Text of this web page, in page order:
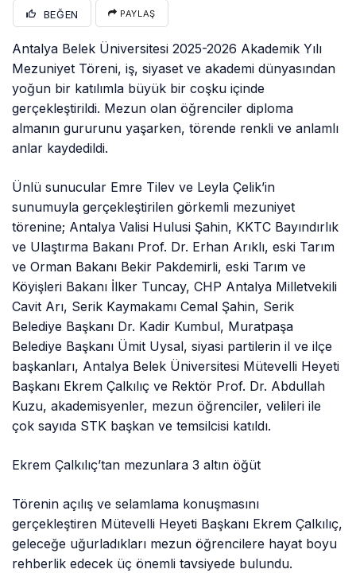
BEĞEN PAYLAŞ
Antalya Belek Üniversitesi 2025-2026 Akademik Yılı
Mezuniyet Töreni, iş, siyaset ve akademi dünyasından
yoğun bir katılımla büyük bir coşku içinde
gerçekleştirildi. Mezun olan öğrenciler diploma
almanın gururunu yaşarken, törende renkli ve anlamlı
anlar kaydedildi.
Ünlü sunucular Emre Tilev ve Leyla Çelik’in
sunumuyla gerçekleştirilen görkemli mezuniyet
törenine; Antalya Valisi Hulusi Şahin, KKTC Bayındırlık
ve Ulaştırma Bakanı Prof. Dr. Erhan Arıklı, eski Tarım
ve Orman Bakanı Bekir Pakdemirli, eski Tarım ve
Köyişleri Bakanı İlker Tuncay, CHP Antalya Milletvekili
Cavit Arı, Serik Kaymakamı Cemal Şahin, Serik
Belediye Başkanı Dr. Kadir Kumbul, Muratpaşa
Belediye Başkanı Ümit Uysal, siyasi partilerin il ve ilçe
başkanları, Antalya Belek Üniversitesi Mütevelli Heyeti
Başkanı Ekrem Çalkılıç ve Rektör Prof. Dr. Abdullah
Kuzu, akademisyenler, mezun öğrenciler, velileri ile
çok sayıda STK başkan ve temsilcisi katıldı.
Ekrem Çalkılıç’tan mezunlara 3 altın öğüt
Törenin açılış ve selamlama konuşmasını
gerçekleştiren Mütevelli Heyeti Başkanı Ekrem Çalkılıç,
geleceğe uğurladıkları mezun öğrencilere hayat boyu
rehberlik edecek üç önemli tavsiyede bulundu.